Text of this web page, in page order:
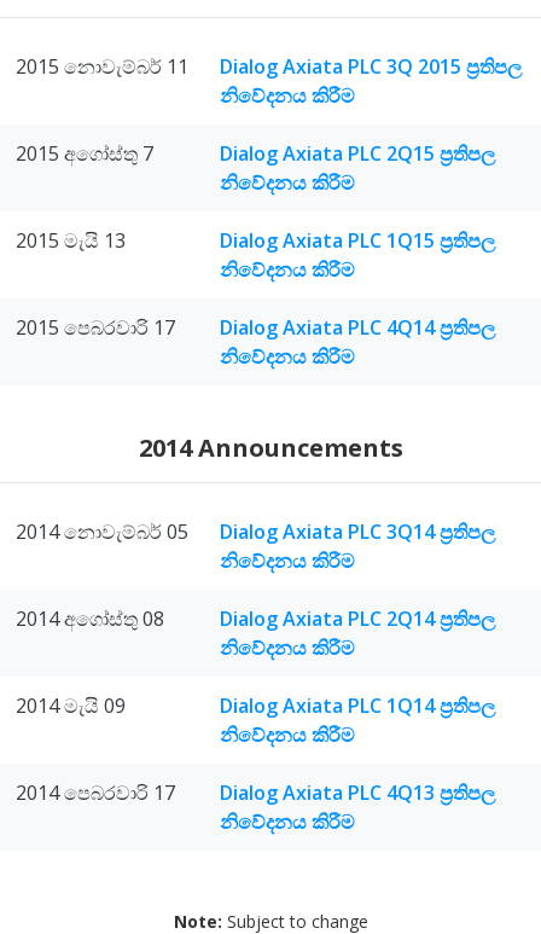
2015 නොවැම්බර් 11
Dialog Axiata PLC 3Q 2015 ප්‍රතිපල
නිවේදනය කිරීම
2015 අගෝස්තු 7
Dialog Axiata PLC 2Q15 ප්‍රතිපල
නිවේදනය කිරීම
2015 මැයි 13
Dialog Axiata PLC 1Q15 ප්‍රතිපල
නිවේදනය කිරීම
2015 පෙබරවාරි 17
Dialog Axiata PLC 4Q14 ප්‍රතිපල
නිවේදනය කිරීම
2014 Announcements
2014 නොවැම්බර් 05
Dialog Axiata PLC 3Q14 ප්‍රතිපල
නිවේදනය කිරීම
2014 අගෝස්තු 08
Dialog Axiata PLC 2Q14 ප්‍රතිපල
නිවේදනය කිරීම
2014 මැයි 09
Dialog Axiata PLC 1Q14 ප්‍රතිපල
නිවේදනය කිරීම
2014 පෙබරවාරි 17
Dialog Axiata PLC 4Q13 ප්‍රතිපල
නිවේදනය කිරීම
Note: Subject to change